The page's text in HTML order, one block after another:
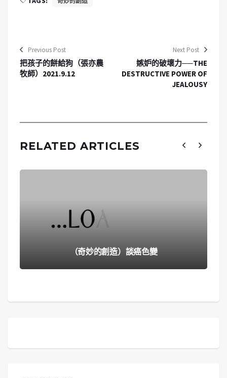
Previous Post
把孩子的餅給狗（張亦農
牧師）2021.9.12
Next Post
嫉妒的破壞力──THE
DESTRUCTIVE POWER OF
JEALOUSY
RELATED ARTICLES
（奇妙的創造）談癌色變